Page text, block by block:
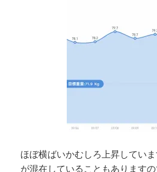
ほぼ横ばいかむしろ上昇してい
が混在していることもあります